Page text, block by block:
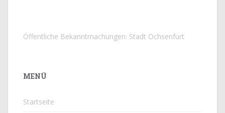
Öffentliche Bekanntmachungen: Stadt Ochsenfurt
MENÜ
Startseite